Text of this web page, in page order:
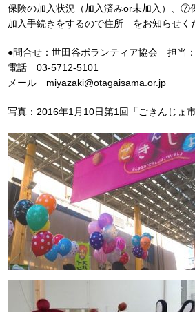
保険の加入状況（加入済みor未加入）、⑦
加入手続きをするので住所 をお知らせく
●問合せ：世田谷ボランティア協会 担当
電話 03-5712-5101
メール miyazaki@otagaisama.or.jp
写真：2016年1月10日第1回「ごきんじょ